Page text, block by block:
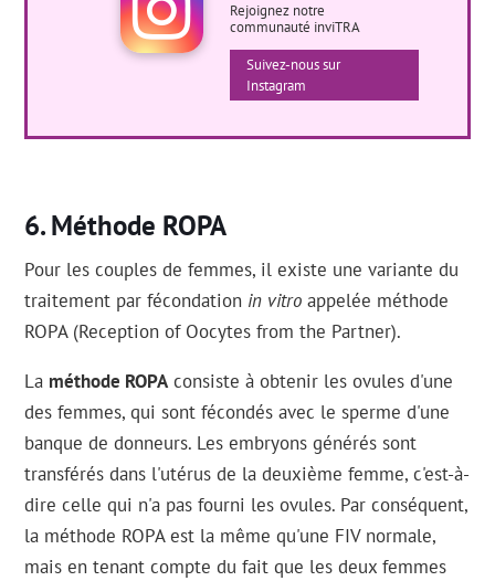
Rejoignez notre
communauté inviTRA
Suivez-nous sur
Instagram
Méthode ROPA
Pour les couples de femmes, il existe une variante du
traitement par fécondation in vitro appelée méthode
ROPA (Reception of Oocytes from the Partner).
La méthode ROPA consiste à obtenir les ovules d'une
des femmes, qui sont fécondés avec le sperme d'une
banque de donneurs. Les embryons générés sont
transférés dans l'utérus de la deuxième femme, c'est-à-
dire celle qui n'a pas fourni les ovules. Par conséquent,
la méthode ROPA est la même qu'une FIV normale,
mais en tenant compte du fait que les deux femmes